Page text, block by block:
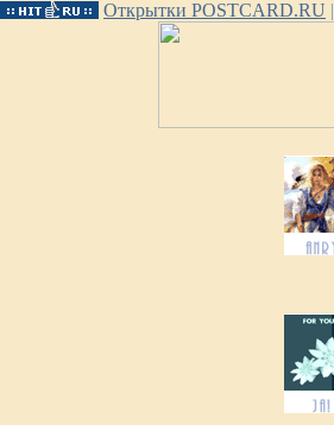
Открытки POSTCARD.RU |